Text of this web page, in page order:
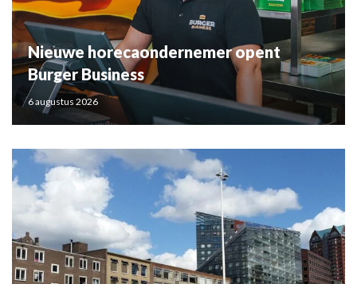
Nieuwe horecaondernemer opent
Burger Business
6 augustus 2026